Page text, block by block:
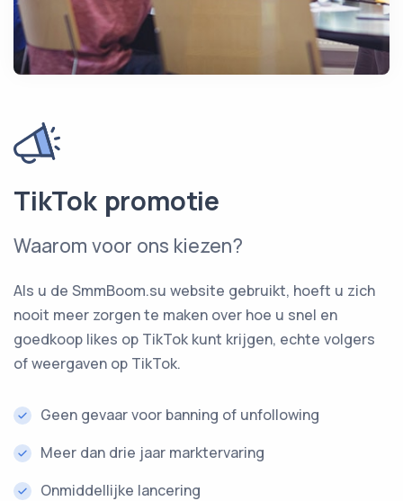
TikTok promotie
Waarom voor ons kiezen?
Als u de SmmBoom.su website gebruikt, hoeft u zich
nooit meer zorgen te maken over hoe u snel en
goedkoop likes op TikTok kunt krijgen, echte volgers
of weergaven op TikTok.
Geen gevaar voor banning of unfollowing
Meer dan drie jaar marktervaring
Onmiddellijke lancering